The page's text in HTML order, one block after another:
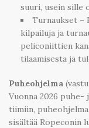
suuri, usein sille
Turnaukset –
kilpailuja ja
peliconiittien
tilaamisesta ja
Puheohjelma
Vuonna 2026
tiimiin,
sisältää Ropeconin